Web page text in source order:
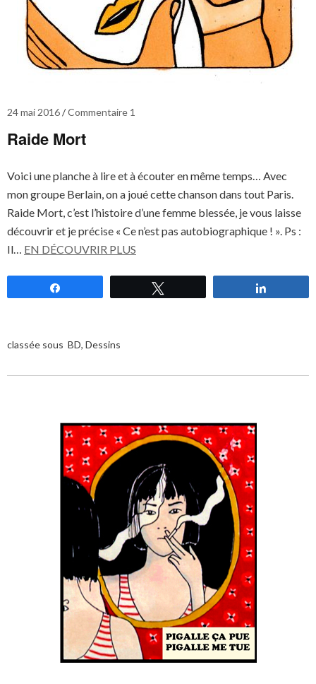
24 mai 2016 Commentaire 1
Raide Mort
Voici une planche à lire et à écouter en même temps… Avec
mon groupe Berlain, on a joué cette chanson dans tout Paris.
Raide Mort, c’est l’histoire d’une femme blessée, je vous laisse
découvrir et je précise « Ce n’est pas autobiographique ! ». Ps :
Il… EN DÉCOUVRIR PLUS
classée sous BD, Dessins